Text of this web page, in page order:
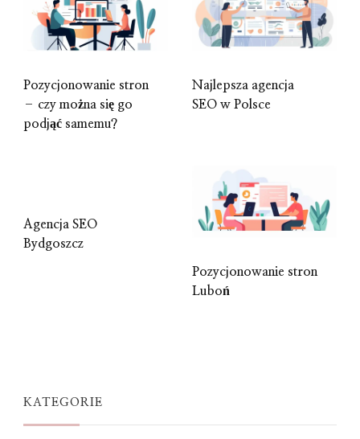
Pozycjonowanie stron
– czy można się go
podjąć samemu?
Najlepsza agencja
SEO w Polsce
Agencja SEO
Bydgoszcz
Pozycjonowanie stron
Luboń
KATEGORIE